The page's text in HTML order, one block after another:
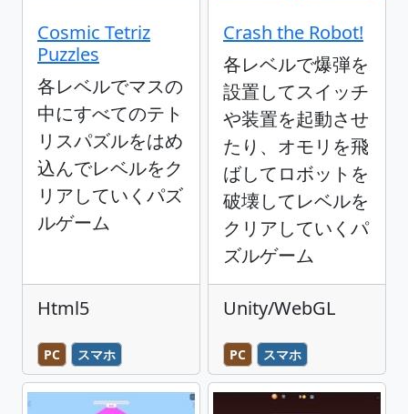
Cosmic Tetriz
Puzzles
各レベルでマスの
中にすべてのテト
リスパズルをはめ
込んでレベルをク
リアしていくパズ
ルゲーム
Html5
PC スマホ
Crash the Robot!
各レベルで爆弾を
設置してスイッチ
や装置を起動させ
たり、オモリを飛
ばしてロボットを
破壊してレベルを
クリアしていくパ
ズルゲーム
Unity/WebGL
PC スマホ